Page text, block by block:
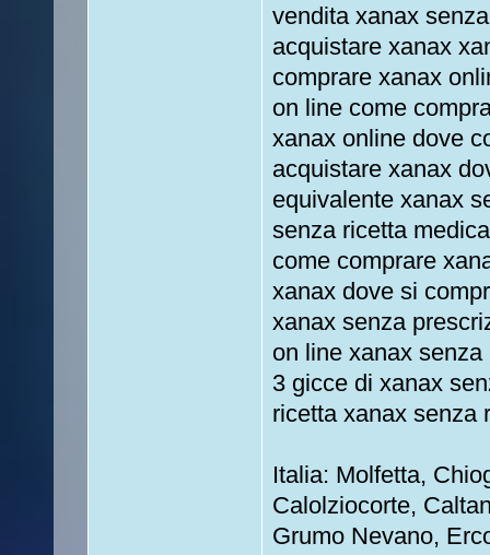
vendita xanax
acquistare xanax
comprare xanax
on line come
xanax online dove
acquistare xanax
equivalente xanax
senza ricetta
come comprare
xanax dove si
xanax senza
on line xanax
3 gicce di xanax
ricetta xanax senza
Italia: Molfetta,
Calolziocorte,
Grumo Nevano,